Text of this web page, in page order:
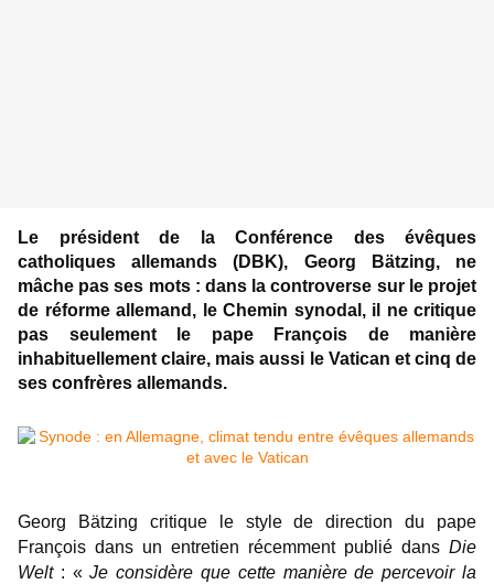
Le président de la Conférence des évêques
catholiques allemands (DBK), Georg
Bätzing, ne
mâche pas ses mots : dans la controverse sur le projet
de réforme allemand, le Chemin synodal, il ne critique
pas seulement le pape François de manière
inhabituellement claire, mais aussi le Vatican et cinq de
ses confrères allemands.
Georg Bätzing critique le style de direction du pape
François dans un entretien récemment publié dans Die
Welt: «Je considère que cette manière de percevoir la